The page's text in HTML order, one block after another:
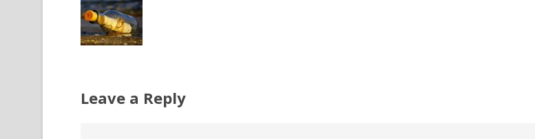
Leave a Reply